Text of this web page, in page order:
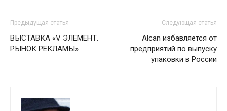
Предыдущая статья
ВЫСТАВКА «V ЭЛЕМЕНТ.
РЫНОК РЕКЛАМЫ»
Следующая статья
Alcan избавляется от
предприятий по выпуску
упаковки в России